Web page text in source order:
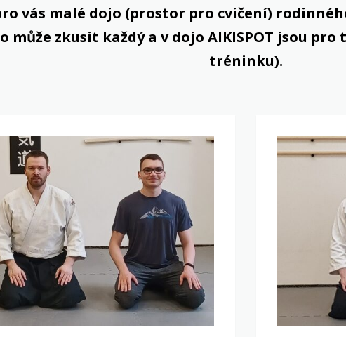
vás malé dojo (prostor pro cvičení)
zkusit každý a v dojo AIKISPOT jsou
tréninku).
INFORMACE
PRO